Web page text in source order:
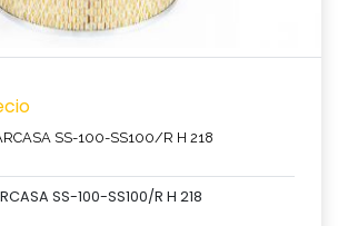
SS-100-SS100/R H 218
SS-100-SS100/R H 218